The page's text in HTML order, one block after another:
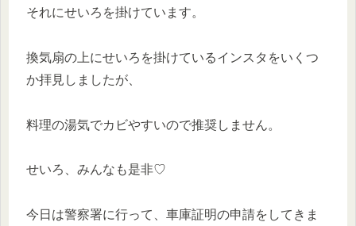
それにせいろを掛けています。
換気扇の上にせいろを掛けているインスタをいくつ
か拝見しましたが、
料理の湯気でカビやすいので推奨しません。
せいろ、みんなも是非♡
今日は警察署に行って、車庫証明の申請をしてきま